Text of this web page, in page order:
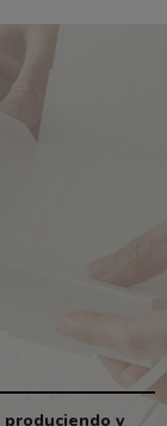
produciendo y